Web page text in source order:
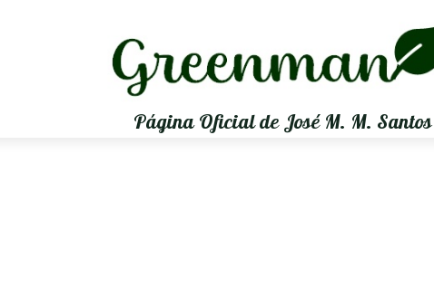
Página Oficial de José M. M. Santos